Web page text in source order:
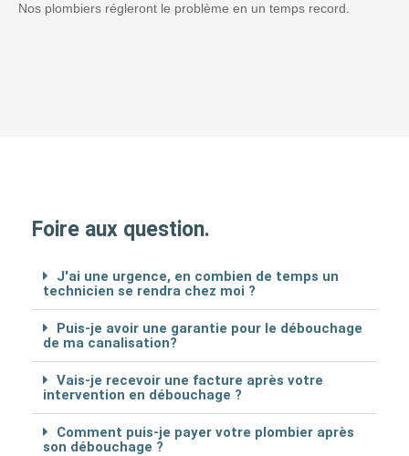
Nos plombiers régleront le problème en un temps record.
Foire aux question.
J'ai une urgence, en combien de temps un
technicien se rendra chez moi ?
Puis-je avoir une garantie pour le débouchage
de ma canalisation?
Vais-je recevoir une facture après votre
intervention en débouchage ?
Comment puis-je payer votre plombier après
son débouchage ?